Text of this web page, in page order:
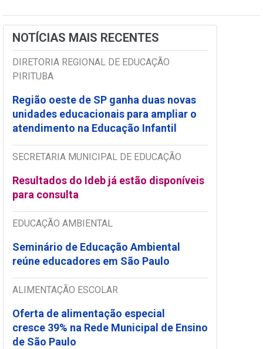
NOTÍCIAS MAIS RECENTES
DIRETORIA REGIONAL DE EDUCAÇÃO
PIRITUBA
Região oeste de SP ganha duas novas
unidades educacionais para ampliar o
atendimento na Educação Infantil
SECRETARIA MUNICIPAL DE EDUCAÇÃO
Resultados do Ideb já estão disponíveis
para consulta
EDUCAÇÃO AMBIENTAL
Seminário de Educação Ambiental
reúne educadores em São Paulo
ALIMENTAÇÃO ESCOLAR
Oferta de alimentação especial
cresce 39% na Rede Municipal de Ensino
de São Paulo